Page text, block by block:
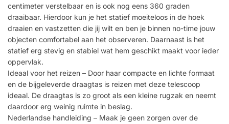
centimeter verstelbaar en is ook nog eens 360 graden
draaibaar. Hierdoor kun je het statief moeiteloos in de hoek
draaien en vastzetten die jij wilt en ben je binnen no-time jouw
objecten comfortabel aan het observeren. Daarnaast is het
statief erg stevig en stabiel wat hem geschikt maakt voor ieder
oppervlak.
Ideaal voor het reizen – Door haar compacte en lichte formaat
en de bijgeleverde draagtas is reizen met deze telescoop
ideaal. De draagtas is zo groot als een kleine rugzak en neemt
daardoor erg weinig ruimte in beslag.
Nederlandse handleiding – Maak je geen zorgen over de